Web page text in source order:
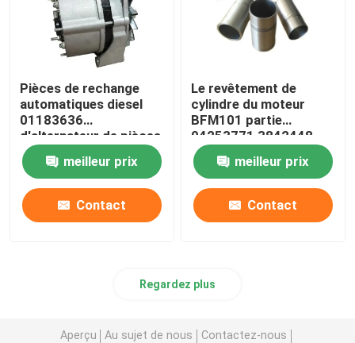
Pièces de rechange
automatiques diesel
01183636
d'alternateur de pièces
de moteur de FL413
Deutz meilleur prix
Contact
Le revêtement de
cylindre du moteur
BFM101 partie
04253771 3842448
04253772
meilleur prix
Contact
Regardez plus
Aperçu Au sujet de nous Contactez-nous